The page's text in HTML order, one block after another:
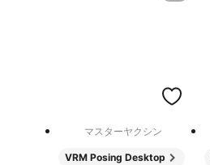
マスターヤクシン
VRM Posing Desktop